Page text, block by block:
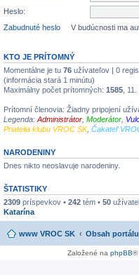
Heslo:
Zabudnuté heslo
V budúcnosti ma
KTO JE PRÍTOMNÝ
Momentálne je tu 76 užívateľov | 0
(informácia stará 1 minútu)
Maximálny počet prítomných: 1585 ,
Prítomní členovia: Žiadny pripojení
Legenda: Administrátor Moderátor
Priatelia klubu VROC SK, Čakateľ
NARODENINY
Dnes nikto neoslavuje narodeniny.
ŠTATISTIKY
2309 príspevkov • 242 tém • 50
Katarína
www VROC SK Obsah portálu
Založené na phpBB®